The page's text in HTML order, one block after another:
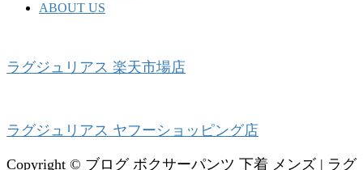
ABOUT US
ラグジュリアス 楽天市場店
ラグジュリアス ヤフーショッピング店
Copyright © ブログ ボクサーパンツ 下着 メンズ | ラグ